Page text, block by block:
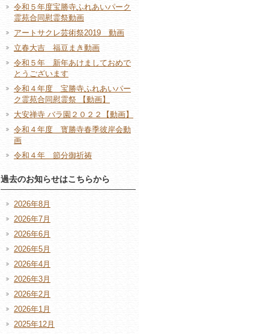
令和５年度宝勝寺ふれあいパーク
霊苑合同慰霊祭動画
アートサクレ芸術祭2019 動画
立春大吉 福豆まき動画
令和５年 新年あけましておめで
とうございます
令和４年度 宝勝寺ふれあいパー
ク霊苑合同慰霊祭 【動画】
大安禅寺 バラ園２０２２【動画】
令和４年度 寳勝寺春季彼岸会動
画
令和４年 節分御祈祷
過去のお知らせはこちらから
2026年8月
2026年7月
2026年6月
2026年5月
2026年4月
2026年3月
2026年2月
2026年1月
2025年12月